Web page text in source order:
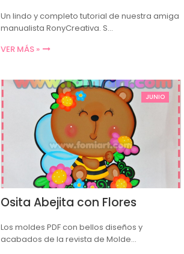
Un lindo y completo tutorial de nuestra amiga
manualista RonyCreativa. S…
VER MÁS »
JUNIO
Osita Abejita con Flores
Los moldes PDF con bellos diseños y
acabados de la revista de Molde…